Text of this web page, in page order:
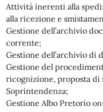
Attività inerenti alla
alla ricezione e
Gestione dell’archivio
corrente;
Gestione dell’archivio di
Gestione del
ricognizione, proposta di
Soprintendenza;
Gestione Albo Pretorio